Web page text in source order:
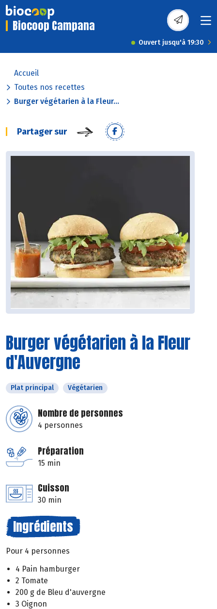
Biocoop Campana
Ouvert jusqu'à 19:30
Accueil
Toutes nos recettes
Burger végétarien à la Fleur...
Partager sur
Burger végétarien à la Fleur
d'Auvergne
Plat principal Végétarien
Nombre de personnes
4 personnes
Préparation
15 min
Cuisson
30 min
Ingrédients
Pour 4 personnes
4 Pain hamburger
2 Tomate
200 g de Bleu d'auvergne
3 Oignon